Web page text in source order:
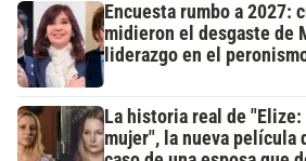
Encuesta rumbo a 2027:
midieron el desgaste de
liderazgo en el
La historia real de "Elize:
mujer", la nueva película